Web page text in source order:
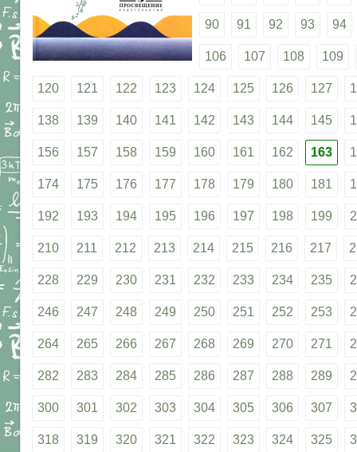
90 91 92 93 94
106 107 108 109
120 121 122 123 124 125 126 127
138 139 140 141 142 143 144 145
156 157 158 159 160 161 162 163
174 175 176 177 178 179 180 181
192 193 194 195 196 197 198 199
210 211 212 213 214 215 216 217
228 229 230 231 232 233 234 235
246 247 248 249 250 251 252 253
264 265 266 267 268 269 270 271
282 283 284 285 286 287 288 289
300 301 302 303 304 305 306 307
318 319 320 321 322 323 324 325